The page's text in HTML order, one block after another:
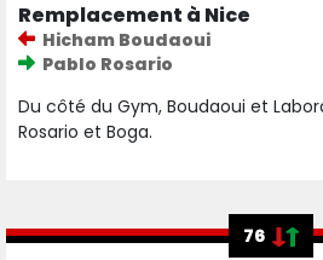
Remplacement à Nice
Hicham Boudaoui
Pablo Rosario
Du côté du Gym, Boudaoui et
Rosario et Boga.
76